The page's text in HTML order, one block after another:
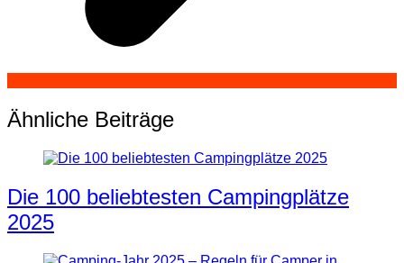
Ähnliche Beiträge
Die 100 beliebtesten Campingplätze
2025